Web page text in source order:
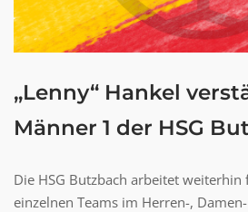
„Lenny“ Hankel
Männer 1 der HSG
Die HSG Butzbach arbeitet
einzelnen Teams im Herren-,